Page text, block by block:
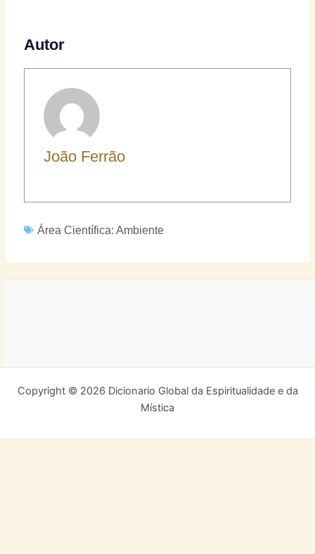
Autor
João Ferrão
Área Científica: Ambiente
Copyright © 2026 Dicionario Global da Espiritualidade e da
Mística